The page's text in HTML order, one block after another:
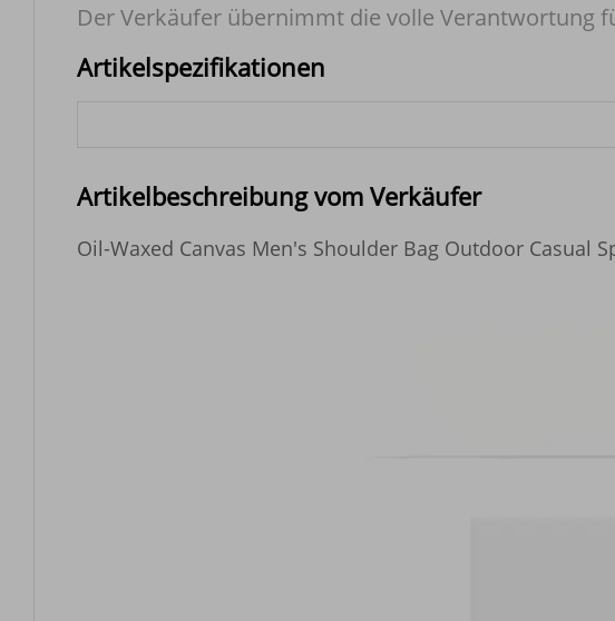
Der Verkäufer übernimmt die volle Verantwortung
Artikelspezifikationen
Artikelbeschreibung vom Verkäufer
Oil-Waxed Canvas Men's Shoulder Bag Outdoor Casual